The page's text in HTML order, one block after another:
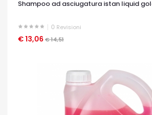
Shampoo ad asciugatura istan liquid
0 Revisioni
€ 13,06 € 14,51
OCCHIATA VELOCE